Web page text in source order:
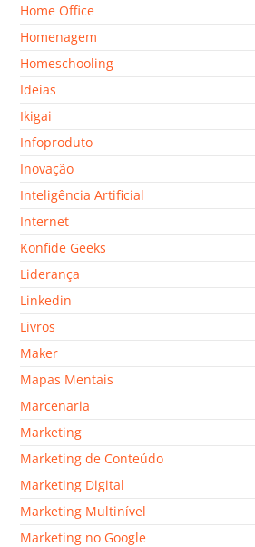
Home Office
Homenagem
Homeschooling
Ideias
Ikigai
Infoproduto
Inovação
Inteligência Artificial
Internet
Konfide Geeks
Liderança
Linkedin
Livros
Maker
Mapas Mentais
Marcenaria
Marketing
Marketing de Conteúdo
Marketing Digital
Marketing Multinível
Marketing no Google